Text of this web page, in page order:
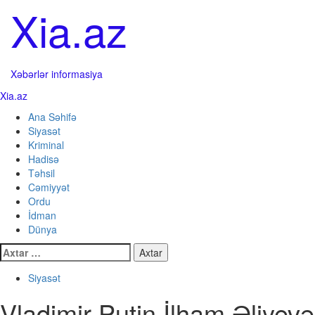
content
Xia.az
Xəbərlər informasiya
Primary
Xia.az
Ana Səhifə
Siyasət
Kriminal
Hadisə
Təhsil
Cəmiyyət
Ordu
İdman
Dünya
Axtarış:
Siyasət